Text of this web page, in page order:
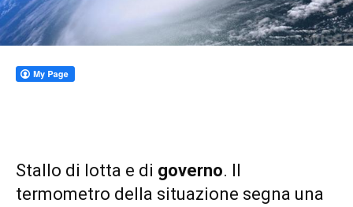
Stallo di lotta e di governo. Il
termometro della situazione segna una